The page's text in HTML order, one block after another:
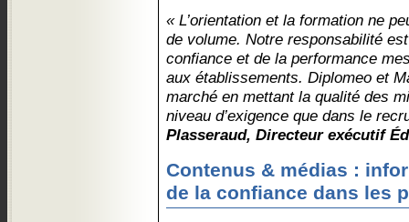
« L’orientation et la formation ne
de volume. Notre responsabilité
confiance et de la performance
aux établissements. Diplomeo et
marché en mettant la qualité des
niveau d’exigence que dans le
Plasseraud, Directeur exécutif
Contenus & médias :
de la confiance dans les